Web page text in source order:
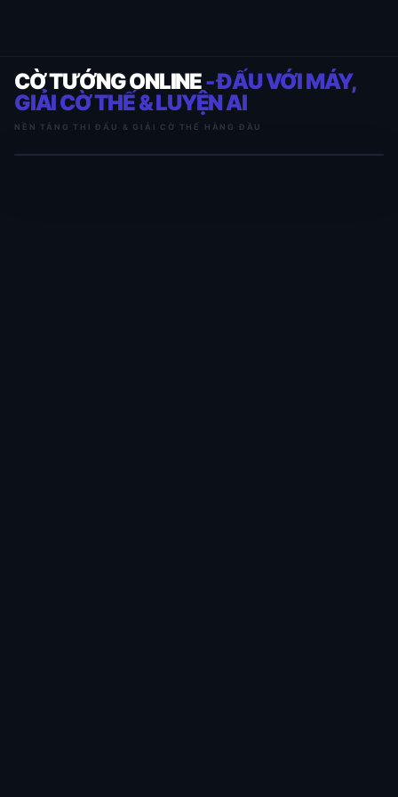
CỜ TƯỚNG ONLINE- ĐẤU VỚI MÁY,
GIẢI CỜ THẾ & LUYỆN AI
NỀN TẢNG THI ĐẤU & GIẢI CỜ THẾ HÀNG ĐẦU